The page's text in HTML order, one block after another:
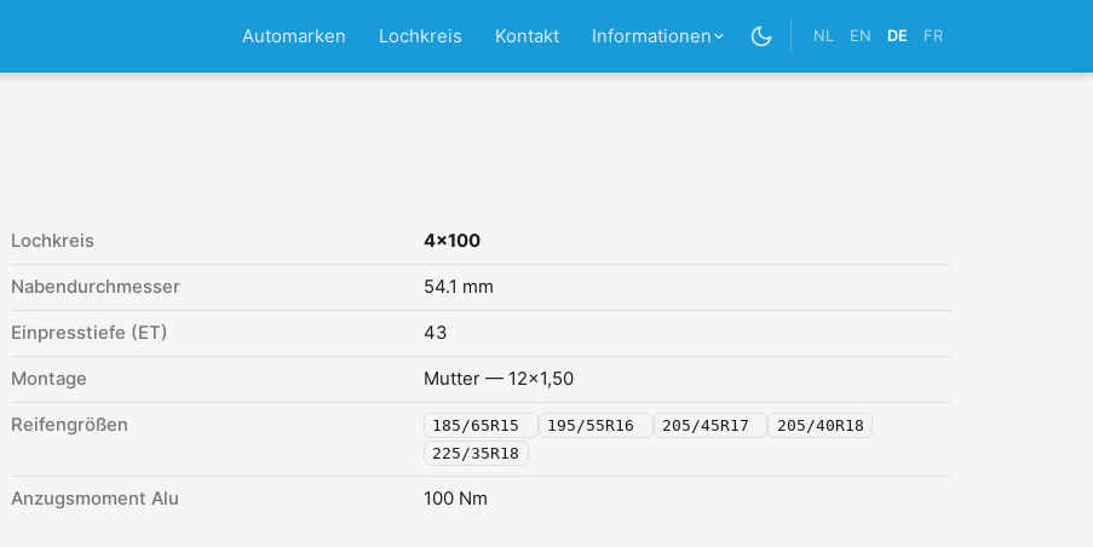
Automarken Lochkreis Kontakt Informationen NL EN DE FR
Lochkreis 4x100
Nabendurchmesser 54.1 mm
Einpresstiefe (ET) 43
Montage Mutter — 12x1,50
Reifengrößen 185/65R15 195/55R16 205/45R17
205/40R18
225/35R18
Anzugsmoment Alu 100 Nm